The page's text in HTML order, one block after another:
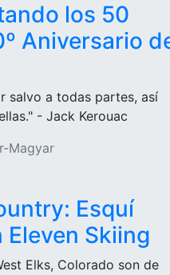
los 50
Aniversario
salvo a todas partes, así
- Jack Kerouac
Magyar
Esquí
Eleven Skiing
Elks, Colorado son de